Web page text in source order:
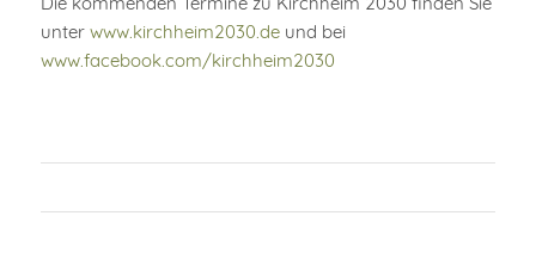
unter www.kirchheim2030.deund bei
www.facebook.com/kirchheim2030